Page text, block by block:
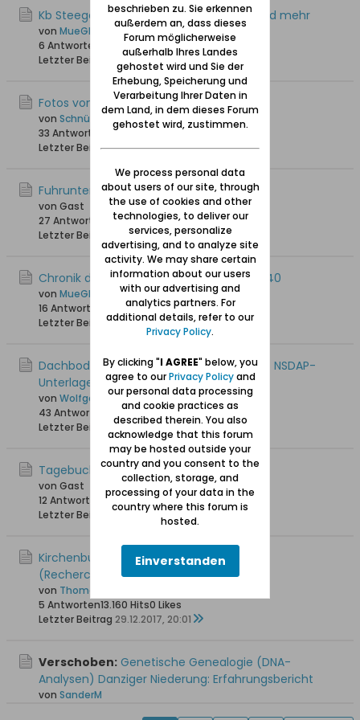
Kb Steegen - Taufen von 1678 bis 1710 und mehr
von MueGlo
6 Antworten
6.482 Hits0 Likes
Letzter Beitrag
30.10.2022, 17:29
Fotos von Steegen
von Schnüpperle
33 Antworten
48.462 Hits
0 Likes
Letzter Beitrag25.10.2021, 07:48
Fuhrunternehmen Grabowski
von Gast
27 Antworten
29.085 Hits0 Likes
Letzter Beitrag
21.07.2021, 03:20
Chronik der Kirche von Steegen 1650 - 1940
von MueGlo
16 Antworten
24.506 Hits0 Likes
Letzter Beitrag21.10.2020, 19:58
Dachbodenfund in Steegen: Zwei Kartons NSDAP-
Unterlagen
von Wolfgang
43 Antworten
49.532 Hits0 Likes
Letzter Beitrag
04.07.2019, 18:17
Tagebuch "Flucht aus Steegen"
von Gast
12 Antworten
18.385 Hits0 Likes
Letzter Beitrag
16.08.2018, 09:05
Kirchenbücher Steegen vor 1874
(Recherchemöglichkeiten)
von Thomas_G
5 Antworten13.160 Hits0 Likes
Letzter Beitrag 29.12.2017, 20:01
Verschoben: Genetische Genealogie (DNA-
Analysen) Danziger Niederung: Erfahrungsbericht
von SanderM
beschrieben zu. Sie erkennen
außerdem an, dass dieses
Forum möglicherweise
außerhalb Ihres Landes
gehostet wird und Sie der
Erhebung, Speicherung und
Verarbeitung Ihrer Daten in
dem Land, in dem dieses Forum
gehostet wird, zustimmen.
We process personal data
about users of our site, through
the use of cookies and other
technologies, to deliver our
services, personalize
advertising, and to analyze site
activity. We may share certain
information about our users
with our advertising and
analytics partners. For
additional details, refer to our
Privacy Policy.
By clicking "I AGREE" below, you
agree to ourPrivacy Policyand
our personal data processing
and cookie practices as
described therein. You also
acknowledge that this forum
may be hosted outside your
country and you consent to the
collection, storage, and
processing of your data in the
country where this forum is
hosted.
Einverstanden